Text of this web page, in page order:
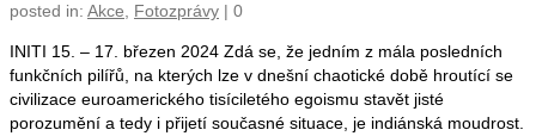
posted in: Akce Fotozprávy | 0
INITI 15. – 17. březen 2024 Zdá se, že jedním z mála posledních
funkčních pilířů, na kterých lze v dnešní chaotické době hroutící se
civilizace euroamerického tisíciletého egoismu stavět jisté
porozumění a tedy i přijetí současné situace, je indiánská moudrost.